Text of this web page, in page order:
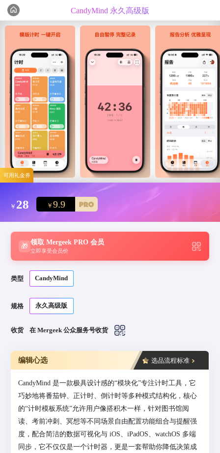
可用礼金券
CandyMind 永久高级版
编辑心选 精选测评
￥ 28 ￥ 9.9
🎁
领取 Mergeek PRO 会员
立即享受会员价
类型 CandyMind
规格 永久高级版
收货 在 Mergeek 公众服务号收货
编辑心选 选品流程标准
CandyMind 是一款极具设计感的“模块化”专注计时工具，它
巧妙地将番茄钟、正计时、倒计时等多种模式结构化，核心
的“计时模板系统”允许用户像搭积木一样，针对图书馆阅
读、考前冲刺、冥想等不同场景自由配置功能组合与提醒强
度，配合简洁的数据可视化与 iOS、iPadOS、watchOS 多端
同步，它不仅仅是一个计时器，更是一套帮助你降低决策成